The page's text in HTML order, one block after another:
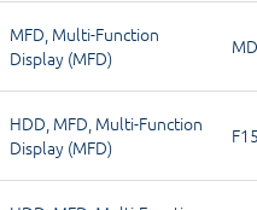
MFD, Multi-Function
Display (MFD)
HDD, MFD, Multi-Function
Display (MFD)
F15